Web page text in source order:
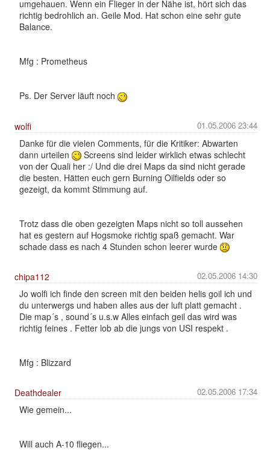
umgehauen. Wenn ein Flieger in der Nähe ist, hört sich das
richtig bedrohlich an. Geile Mod. Hat schon eine sehr gute
Balance.
Mfg : Prometheus
Ps. Der Server läuft noch
01.05.2006 23:44
wolfi
Danke für die vielen Comments, für die Kritiker: Abwarten
dann urteilen
Screens sind leider wirklich etwas schlecht
von der Quali her :/ Und die drei Maps da sind nicht gerade
die besten. Hätten euch gern Burning Oilfields oder so
gezeigt, da kommt Stimmung auf.
Trotz dass die oben gezeigten Maps nicht so toll aussehen
hat es gestern auf Hogsmoke richtig spaß gemacht. War
schade dass es nach 4 Stunden schon leerer wurde
02.05.2006 14:30
chipa112
Jo wolfi ich finde den screen mit den beiden helis goil ich und
du unterwergs und haben alles aus der luft platt gemacht .
Die map´s , sound´s u.s.w Alles einfach geil das wird was
richtig feines . Fetter lob ab die jungs von USI respekt .
Mfg : Blizzard
02.05.2006 17:34
Deathdealer
Wie gemein...
Will auch A-10 fliegen...